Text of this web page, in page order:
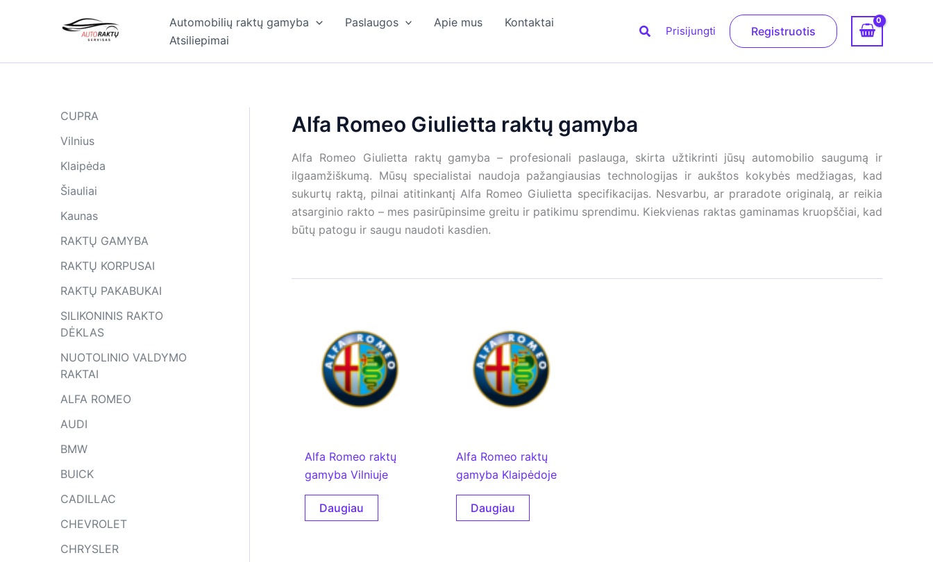
Automobilių raktų gamyba Paslaugos Apie mus
Kontaktai
Atsiliepimai
PaieškaPrisijungti Registruotis
CUPRA
Vilnius
Klaipėda
Šiauliai
Kaunas
RAKTŲ GAMYBA
RAKTŲ KORPUSAI
RAKTŲ PAKABUKAI
SILIKONINIS RAKTO
DĖKLAS
NUOTOLINIO VALDYMO
RAKTAI
ALFA ROMEO
AUDI
BMW
BUICK
CADILLAC
CHEVROLET
CHRYSLER
Alfa Romeo Giulietta raktų gamyba
Alfa Romeo Giulietta raktų gamyba – profesionali paslauga, skirta užtikrinti jūsų automobilio saugumą ir
ilgaamžiškumą. Mūsų specialistai naudoja pažangiausias technologijas ir aukštos kokybės medžiagas, kad
sukurtų raktą, pilnai atitinkantį Alfa Romeo Giulietta specifikacijas. Nesvarbu, ar praradote originalą, ar reikia
atsarginio rakto – mes pasirūpinsime greitu ir patikimu sprendimu. Kiekvienas raktas gaminamas kruopščiai, kad
būtų patogu ir saugu naudoti kasdien.
Alfa Romeo raktų
gamyba Vilniuje
Daugiau
Alfa Romeo raktų
gamyba Klaipėdoje
Daugiau